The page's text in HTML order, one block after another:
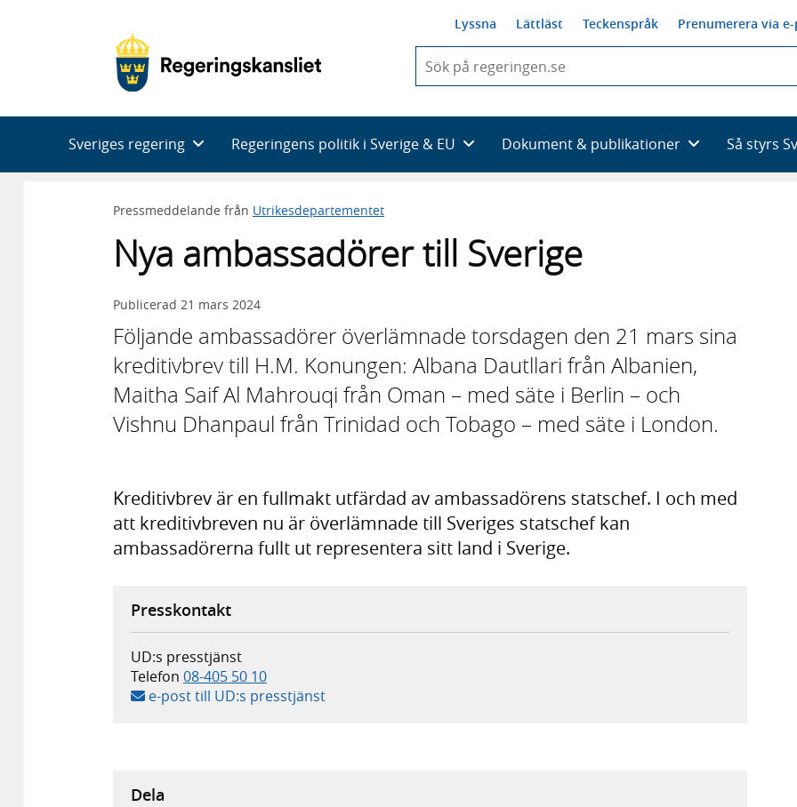
Lyssna Lättläst Teckenspråk Prenumerera via
du
skriva
framträder
en
Sveriges regering Regeringens politik i Sverige & EU Dokument & publikationer Så styrs
Pressmeddelande från Utrikesdepartementet
Nya ambassadörer till Sverige
Publicerad 21 mars 2024
Följande ambassadörer överlämnade torsdagen den 21 mars sina
kreditivbrev till H.M. Konungen: Albana Dautllari från Albanien,
Maitha Saif Al Mahrouqi från Oman – med säte i Berlin – och
Vishnu Dhanpaul från Trinidad och Tobago – med säte i London.
Kreditivbrev är en fullmakt utfärdad av ambassadörens statschef. I och med
att kreditivbreven nu är överlämnade till Sveriges statschef kan
ambassadörerna fullt ut representera sitt land i Sverige.
Presskontakt
UD:s presstjänst
Telefon 08-405 50 10
e-post till UD:s presstjänst
Dela